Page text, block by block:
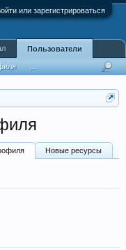
или зарегистрироваться
Новые ресурсы
Пользователи